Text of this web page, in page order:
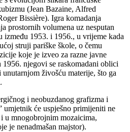
(Jean Bazaine, Alfred
Bissière). Igra komadanja
prostornih volumena uz nesputan
između 1953. i 1956., u vrijeme kada
struji pariške škole, o čemu
koje je izveo za razne javne
njegovi se raskomadani oblici
živošću materije, što ga
i neobuzdanog grafizma i
umjetnik će uspješno primijeniti ne
u mnogobrojnim mozaicima,
je nenadmašan majstor).